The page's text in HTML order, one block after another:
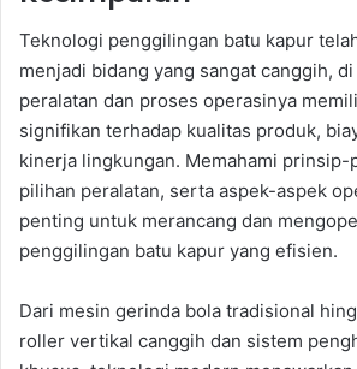
Teknologi penggilingan batu kapur
menjadi bidang yang sangat canggih,
peralatan dan proses operasinya
signifikan terhadap kualitas produk,
kinerja lingkungan. Memahami prinsip-
pilihan peralatan, serta aspek-aspek
penting untuk merancang dan
penggilingan batu kapur yang efisien.
Dari mesin gerinda bola tradisional
roller vertikal canggih dan sistem